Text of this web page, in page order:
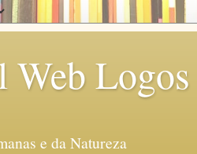
Web Logos
e da Natureza